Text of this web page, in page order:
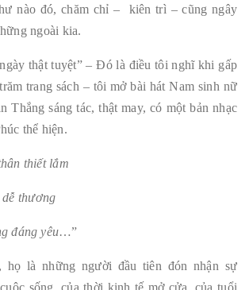
nào đó, chăm chỉ – kiên trì – cũng ngây
ngoài kia.
thật tuyệt” – Đó là điều tôi nghĩ khi gấp
trang sách – tôi mở bài hát Nam sinh nữ
Thắng sáng tác, thật may, có một bản nhạc
thể hiện.
thiết lắm
thương
đáng yêu…”
họ là những người đầu tiên đón nhận sự
sống, của thời kinh tế mở cửa, của tuổi